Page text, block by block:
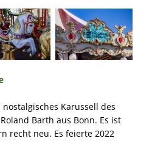
Karussell des
Barth aus Bonn. Es ist
recht neu. Es feierte 2022